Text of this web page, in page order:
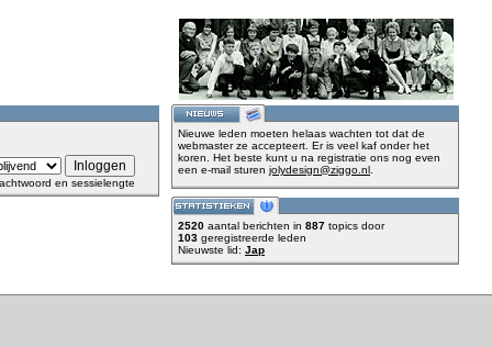
en sessielengte
Nieuwe leden moeten helaas wachten tot dat de
webmaster ze accepteert. Er is veel kaf onder het
koren. Het beste kunt u na registratie ons nog even
een e-mail sturen jolydesign@ziggo.nl
2520 aantal berichten in 887 topics door
103 geregistreerde leden
Nieuwste lid: Jap